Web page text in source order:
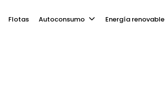
Flotas Autoconsumo Energía renovable